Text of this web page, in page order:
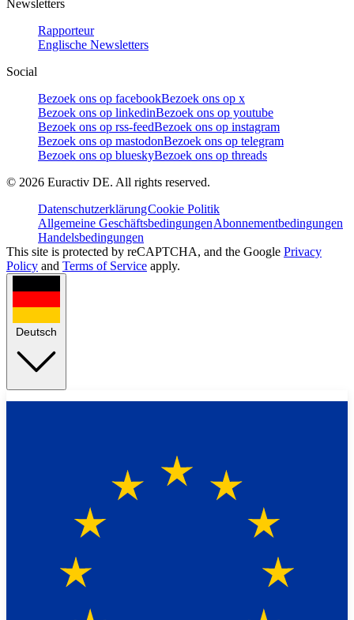
Newsletters
Rapporteur
Englische Newsletters
Social
Bezoek ons op facebookBezoek ons op x
Bezoek ons op linkedinBezoek ons op youtube
Bezoek ons op rss-feedBezoek ons op instagram
Bezoek ons op mastodonBezoek ons op telegram
Bezoek ons op blueskyBezoek ons op threads
© 2026 Euractiv DE. All rights reserved.
DatenschutzerklärungCookie Politik
Allgemeine GeschäftsbedingungenAbonnementbedingungen
Handelsbedingungen
This site is protected by reCAPTCHA, and the Google Privacy
Policy and Terms of Service apply.
Deutsch